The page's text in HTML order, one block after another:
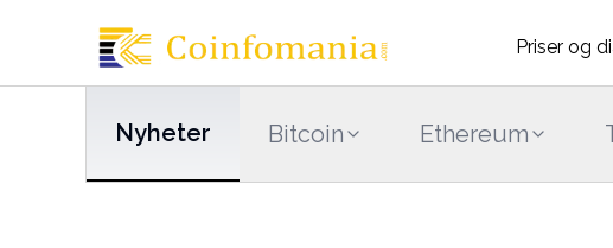
Priser og
Nyheter Bitcoin Ethereum